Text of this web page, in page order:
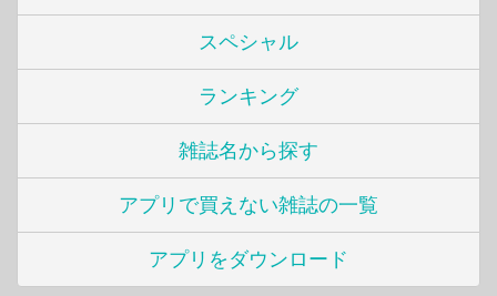
スペシャル
ランキング
雑誌名から探す
アプリで買えない雑誌の一覧
アプリをダウンロード